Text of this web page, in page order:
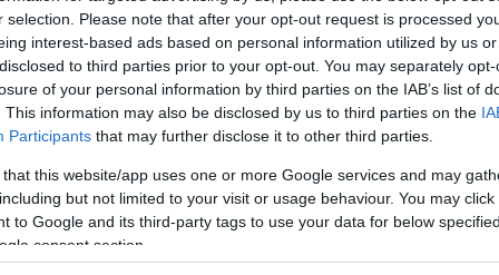
selection. Please note that after your opt-out request is processed
interest-based ads based on personal information utilized by us
to third parties prior to your opt-out. You may separately
of your personal information by third parties on the IAB’s list of
This information may also be disclosed by us to third parties on the
Participants that may further disclose it to other third parties.
that this website/app uses one or more Google services and may
but not limited to your visit or usage behaviour. You may
to Google and its third-party tags to use your data for below
consent section.
a technológia, különösen a
járó kockázatoktól. A párt ügyvezető
mesterséges intelligencia hatalmas
ország számára, egyúttal komoly
az adatok és a családok védelmét az MI
építve szeretnék megerősíteni a